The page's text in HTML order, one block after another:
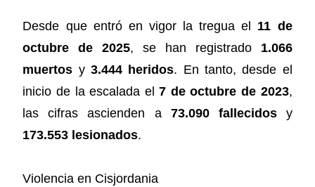
Desde que entró en vigor la tregua el 11 de
octubre de 2025, se han registrado 1.066
muertos y3.444 heridos. En tanto, desde el
inicio de la escalada el7 de octubre de 2023,
las cifras ascienden a 73.090 fallecidosy
173.553 lesionados.
Violencia en Cisjordania